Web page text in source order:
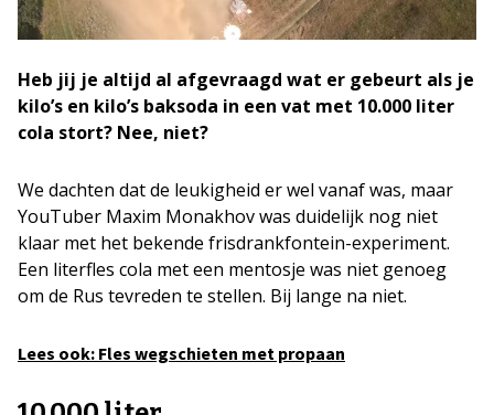
Heb jij je altijd al afgevraagd wat er gebeurt als je
kilo’s en kilo’s baksoda in een vat met 10.000 liter
cola stort? Nee, niet?
We dachten dat de leukigheid er wel vanaf was, maar
YouTuber Maxim Monakhov was duidelijk nog niet
klaar met het bekende frisdrankfontein-experiment.
Een literfles cola met een mentosje was niet genoeg
om de Rus tevreden te stellen. Bij lange na niet.
Lees ook: Fles wegschieten met propaan